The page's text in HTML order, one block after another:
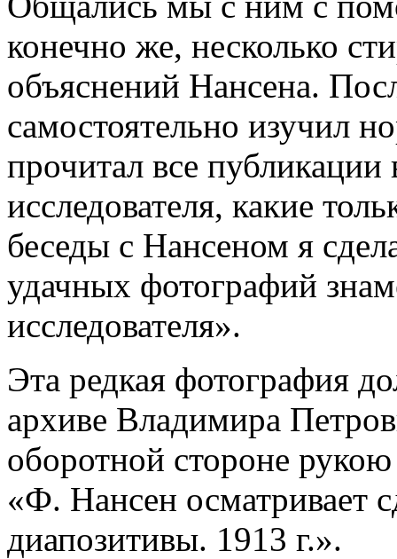
конечно же, несколько
объяснений Нансена.
самостоятельно изучил
прочитал все публикации
исследователя, какие
беседы с Нансеном я
удачных фотографий
исследователя».
Эта редкая фотография
архиве Владимира
оборотной стороне
«Ф. Нансен осматривает
диапозитивы. 1913 г.».